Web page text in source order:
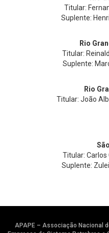
Titular:
Suplente:
Rio
Titular:
Suplente:
Rio
Titular: João
Titular:
Suplente:
APAPE – Associação Nacional